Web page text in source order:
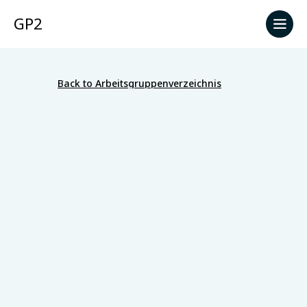
GP2
Back to Arbeitsgruppenverzeichnis